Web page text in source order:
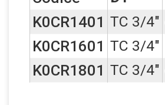
K0CR1401 TC 3/4"
K0CR1601 TC 3/4"
K0CR1801 TC 3/4"